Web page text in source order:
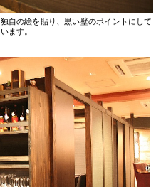
独自の絵を貼り、黒い壁のポイントにして
います。